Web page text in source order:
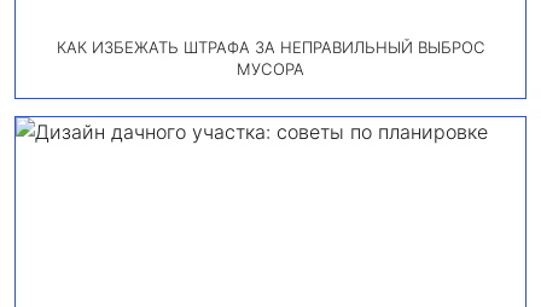
КАК ИЗБЕЖАТЬ ШТРАФА ЗА НЕПРАВИЛЬНЫЙ ВЫБРОС
МУСОРА